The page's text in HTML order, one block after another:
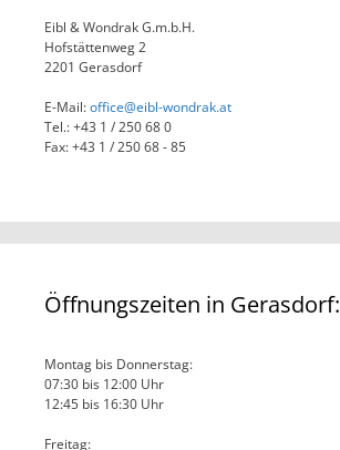
Eibl & Wondrak G.m.b.H.
Hofstättenweg 2
2201 Gerasdorf
E-Mail:office@eibl-wondrak.at
Tel.: +43 1 / 250 68 0
Fax: +43 1 / 250 68 - 85
Öffnungszeiten in Gerasdorf:
Montag bis Donnerstag:
07:30 bis 12:00 Uhr
12:45 bis 16:30 Uhr
Freitag: